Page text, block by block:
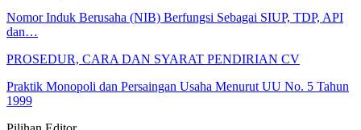
Nomor Induk Berusaha (NIB) Berfungsi Sebagai SIUP, TDP, API
dan…
PROSEDUR, CARA DAN SYARAT PENDIRIAN CV
Praktik Monopoli dan Persaingan Usaha Menurut UU No. 5 Tahun
1999